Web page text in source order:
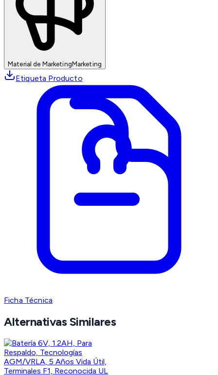
Material de MarketingMarketing
Etiqueta Producto
Ficha Técnica
Alternativas Similares